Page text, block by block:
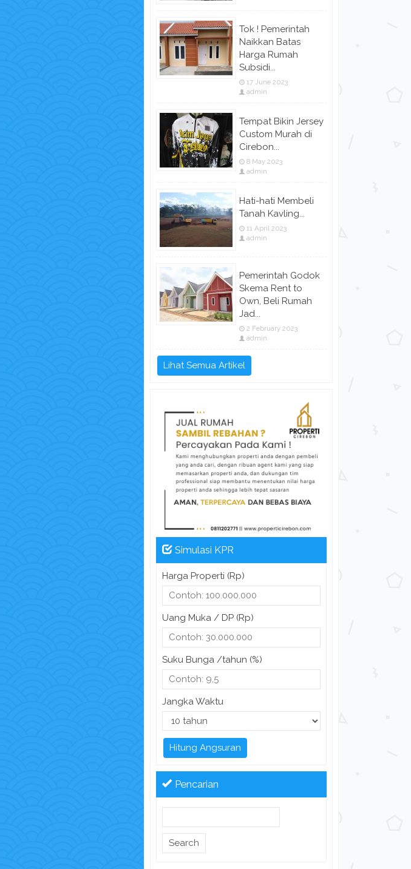
Tok ! Pemerintah
Naikkan Batas
Harga Rumah
Subsidi...
17 June 2023
admin
Tempat Bikin Jersey
Custom Murah di
Cirebon...
8 May 2023
admin
Hati-hati Membeli
Tanah Kavling...
11 April 2023
admin
Pemerintah Godok
Skema Rent to
Own, Beli Rumah
Jad...
2 February 2023
admin
Lihat Semua Artikel
Simulasi KPR
Harga Properti (Rp)
Uang Muka / DP (Rp)
Suku Bunga /tahun (%)
Jangka Waktu
Hitung Angsuran
Pencarian
Search